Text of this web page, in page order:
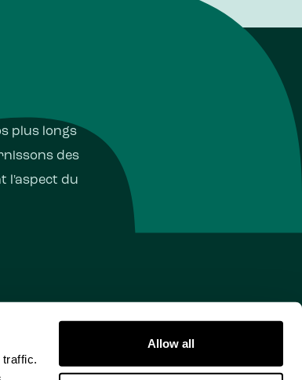
Allow all
plus longs
des
l'aspect du
Déclaration relative aux cookies